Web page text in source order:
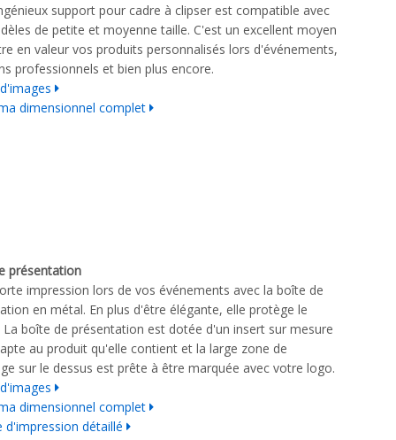
support pour cadre à clipser est compatible avec
de petite et moyenne taille. C'est un excellent moyen
en valeur vos produits personnalisés lors d'événements,
professionnels et bien plus encore.
dimensionnel complet
présentation
impression lors de vos événements avec la boîte de
en métal. En plus d'être élégante, elle protège le
La boîte de présentation est dotée d'un insert sur mesure
au produit qu'elle contient et la large zone de
sur le dessus est prête à être marquée avec votre logo.
dimensionnel complet
d'impression détaillé